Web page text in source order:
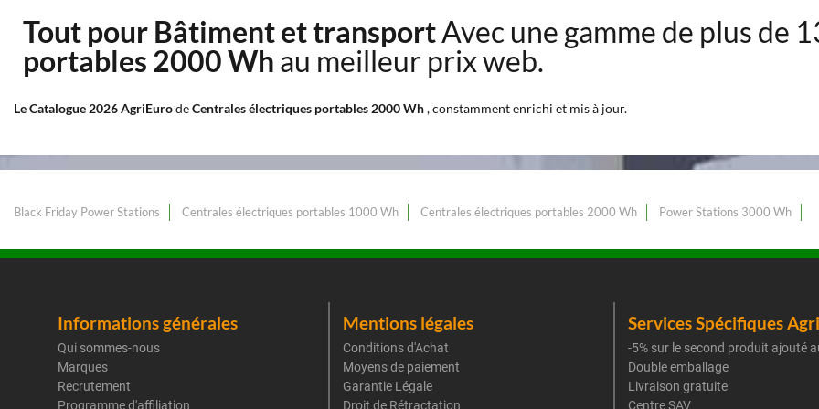
Tout pour Bâtiment et transportAvec une gamme de plus de
portables 2000 Wh au meilleur prix web.
Le Catalogue 2026 AgriEurodeCentrales électriques portables 2000 Wh, constamment enrichi et mis à jour.
Black Friday Power Stations Centrales électriques portables 1000 Wh Centrales électriques portables 2000 Wh Power Stations 3000 Wh
Informations générales
Qui sommes-nous
Marques
Recrutement
Programme d'affiliation
Mentions légales
Conditions d'Achat
Moyens de paiement
Garantie Légale
Droit de Rétractation
Services Spécifiques
-5% sur le second produit ajouté
Double emballage
Livraison gratuite
Centre SAV